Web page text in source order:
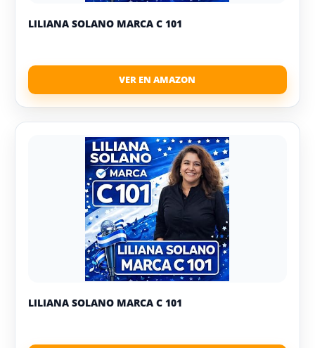
LILIANA SOLANO MARCA C 101
LILIANA SOLANO MARCA C 101